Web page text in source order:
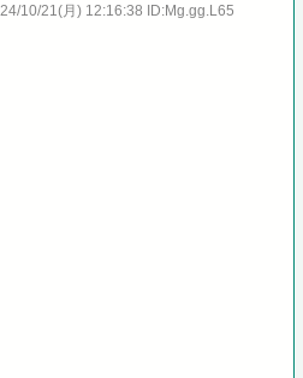
24/10/21(月) 12:16:38 ID:Mg.gg.L65